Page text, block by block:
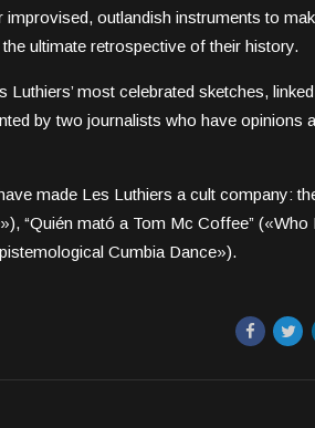
outlandish instruments to
ultimate retrospective of their history.
most celebrated sketches,
by two journalists who have opinions
made Les Luthiers a cult company:
“Quién mató a Tom Mc Coffee” («Who
Cumbia Dance»).